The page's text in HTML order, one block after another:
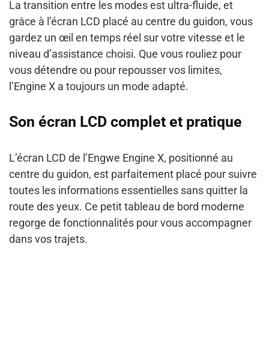
La transition entre les modes est ultra-fluide, et
grâce à l’écran LCD placé au centre du guidon, vous
gardez un œil en temps réel sur votre vitesse et le
niveau d’assistance choisi. Que vous rouliez pour
vous détendre ou pour repousser vos limites,
l’Engine X a toujours un mode adapté.
Son écran LCD complet et pratique
L’écran LCD de l’Engwe Engine X, positionné au
centre du guidon, est parfaitement placé pour suivre
toutes les informations essentielles sans quitter la
route des yeux. Ce petit tableau de bord moderne
regorge de fonctionnalités pour vous accompagner
dans vos trajets.